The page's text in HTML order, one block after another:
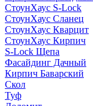
СтоунХаус S-Lock
СтоунХаус Сланец
СтоунХаус Кварцит
СтоунХаус Кирпич
S-Lock Щепа
Фасайдинг Дачный
Кирпич Баварский
Скол
Туф